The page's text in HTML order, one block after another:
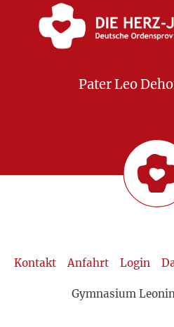
Pater Leo
Kontakt Anfahrt Login
Gymnasium